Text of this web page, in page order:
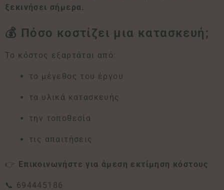
ξεκινήσει σήμερα.
💰 Πόσο κοστίζει μια κατασκευή;
Το κόστος εξαρτάται από:
το μέγεθος του έργου
τα υλικά κατασκευής
την τοποθεσία
τις απαιτήσεις
👉 Επικοινωνήστε για άμεση εκτίμηση κόστους
📞 694445186